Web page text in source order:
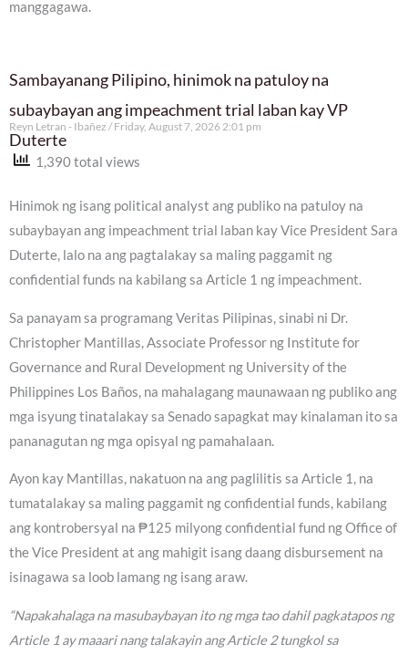
manggagawa.
Sambayanang Pilipino, hinimok na patuloy na
subaybayan ang impeachment trial laban kay VP
Duterte
Reyn Letran - Ibañez Friday, August 7, 2026 2:01 pm
1,390 total views
Hinimok ng isang political analyst ang publiko na patuloy na
subaybayan ang impeachment trial laban kay Vice President Sara
Duterte, lalo na ang pagtalakay sa maling paggamit ng
confidential funds na kabilang sa Article 1 ng impeachment.
Sa panayam sa programang Veritas Pilipinas, sinabi ni Dr.
Christopher Mantillas, Associate Professor ng Institute for
Governance and Rural Development ng University of the
Philippines Los Baños, na mahalagang maunawaan ng publiko ang
mga isyung tinatalakay sa Senado sapagkat may kinalaman ito sa
pananagutan ng mga opisyal ng pamahalaan.
Ayon kay Mantillas, nakatuon na ang paglilitis sa Article 1, na
tumatalakay sa maling paggamit ng confidential funds, kabilang
ang kontrobersyal na ₱125 milyong confidential fund ng Office of
the Vice President at ang mahigit isang daang disbursement na
isinagawa sa loob lamang ng isang araw.
“Napakahalaga na masubaybayan ito ng mga tao dahil pagkatapos ng
Article 1 ay maaari nang talakayin ang Article 2 tungkol sa